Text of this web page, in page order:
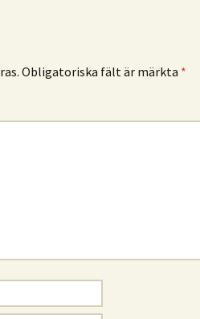
Obligatoriska fält är märkta *